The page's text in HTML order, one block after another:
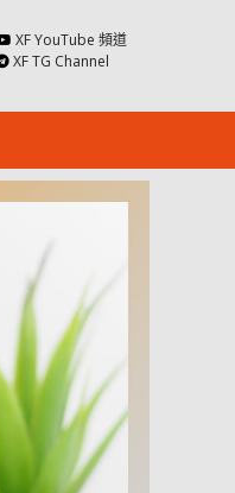
XF YouTube 頻道
XF TG Channel